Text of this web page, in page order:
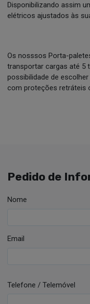
Disponibilizando assim
elétricos ajustados às
Os nosssos Porta-
transportar cargas até 5
possibilidade de
com proteções retráteis
Pedido de
Nome
Email
Telefone / Telemóvel